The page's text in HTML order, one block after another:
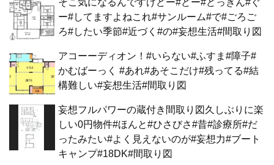
そこ気になるんですけどー#どー#どっきん#ぐ
ー#してますよねこれ#サンルーム#で#ごろご
ろ#したい季節#近づく#の#妄想生活#間取り図
アコーーディオン！#いらない#ふすま#障子#
かむばーっく #あれ#あそこだけ#残ってる#結
構難しい#妄想生活#間取り図
妄想フルパワーの蔵付き間取り図久しぶりに楽
しい0円物件#ほんと#ひさびさ#昔#診療所#だ
ったみたい#よく見えないのが#妄想力#ブート
キャンプ#18DK#間取り図